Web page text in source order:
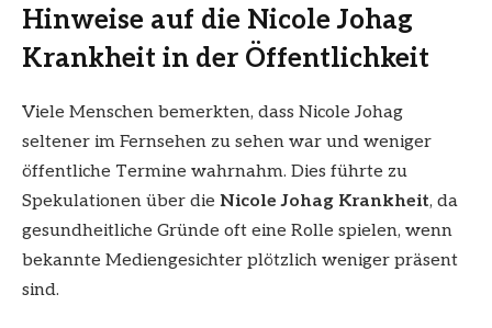
Hinweise auf die Nicole Johag
Krankheit in der Öffentlichkeit
Viele Menschen bemerkten, dass Nicole Johag
seltener im Fernsehen zu sehen war und weniger
öffentliche Termine wahrnahm. Dies führte zu
Spekulationen über die Nicole Johag Krankheit, da
gesundheitliche Gründe oft eine Rolle spielen, wenn
bekannte Mediengesichter plötzlich weniger präsent
sind.